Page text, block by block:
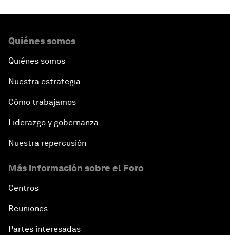
Quiénes somos
Quiénes somos
Nuestra estrategia
Cómo trabajamos
Liderazgo y gobernanza
Nuestra repercusión
Más información sobre el Foro
Centros
Reuniones
Partes interesadas